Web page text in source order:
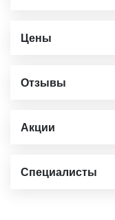
Цены
Отзывы
Акции
Специалисты